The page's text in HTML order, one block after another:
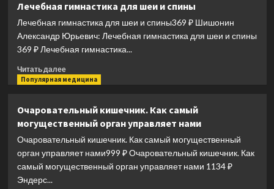
Советы
ученого,
как
использовать
самый
мире
орган
Лечебная гимнастика для шеи и спины
Лечебная гимнастика для шеи и спины369 ₽ Шишонин
Александр Юрьевич: Лечебная гимнастика для шеи и спины
369 ₽ Лечебная гимнастика...
Читать далееПрочитать
больше
гимнастика
для
шеи
Популярная медицина
Очаровательный кишечник. Как самый
могущественный орган управляет нами
Очаровательный кишечник. Как самый могущественный
орган управляет нами999 ₽ Очаровательный кишечник. Как
самый могущественный орган управляет нами 1134 ₽
Эндерс...